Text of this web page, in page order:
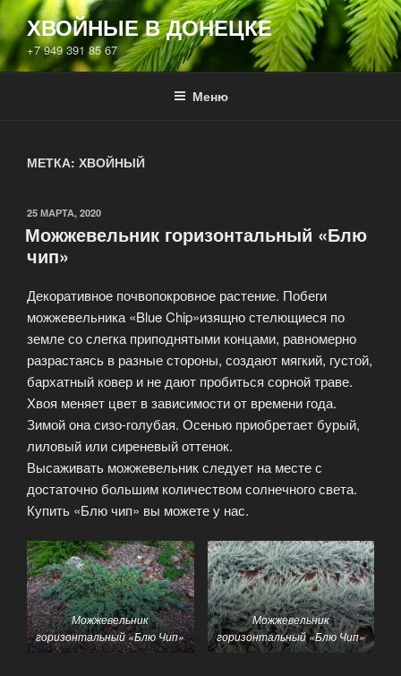
Перейти
к
содержимому
ХВОЙНЫЕ В ДОНЕЦКЕ
+7 949 391 85 67
Меню
МЕТКА: ХВОЙНЫЙ
ОПУБЛИКОВАНО
25 МАРТА, 2020
Можжевельник горизонтальный «Блю
чип»
Декоративное почвопокровное растение. Побеги
можжевельника «Blue Chip»изящно стелющиеся по
земле со слегка приподнятыми концами, равномерно
разрастаясь в разные стороны, создают мягкий, густой,
бархатный ковер и не дают пробиться сорной траве.
Хвоя меняет цвет в зависимости от времени года.
Зимой она сизо-голубая. Осенью приобретает бурый,
лиловый или сиреневый оттенок.
Высаживать можжевельник следует на месте с
достаточно большим количеством солнечного света.
Купить «Блю чип» вы можете у нас.
Можжевельник
горизонтальный «Блю Чип»
Можжевельник
горизонтальный «Блю Чип»